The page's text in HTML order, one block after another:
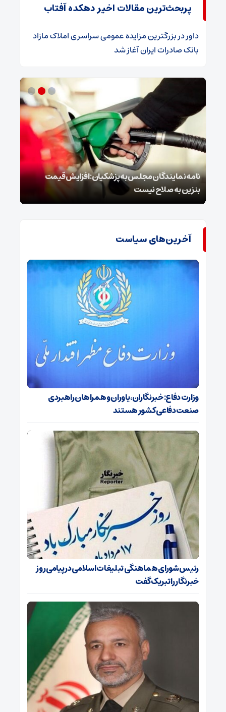
پربحث‌ترین مقالات اخیر دهکده آفتاب
داوردر​بزرگترین مزایده عمومی سراسری املاک مازاد
بانک صادرات ایران آغاز شد
نامه نمایندگان مجلس به پزشکیان: افزایش قیمت
بنزین به صلاح نیست
آخرین‌های سیاست
وزارت دفاع: خبرنگاران، یاوران و همراهان راهبردی
صنعت دفاعی کشور هستند
رئیس شورای هماهنگی تبلیغات اسلامی در پیامی روز
خبرنگار را تبریک گفت